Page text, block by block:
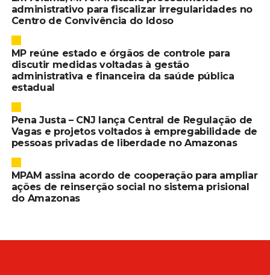
administrativo para fiscalizar irregularidades no
Centro de Convivência do Idoso
MP reúne estado e órgãos de controle para
discutir medidas voltadas à gestão
administrativa e financeira da saúde pública
estadual
Pena Justa – CNJ lança Central de Regulação de
Vagas e projetos voltados à empregabilidade de
pessoas privadas de liberdade no Amazonas
MPAM assina acordo de cooperação para ampliar
ações de reinserção social no sistema prisional
do Amazonas